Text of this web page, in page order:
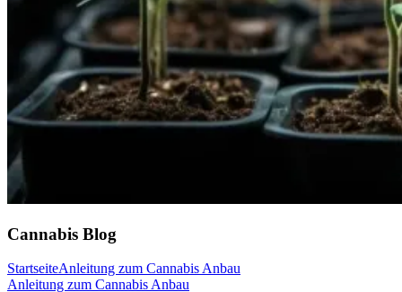
Cannabis Blog
StartseiteAnleitung zum Cannabis Anbau
Anleitung zum Cannabis Anbau